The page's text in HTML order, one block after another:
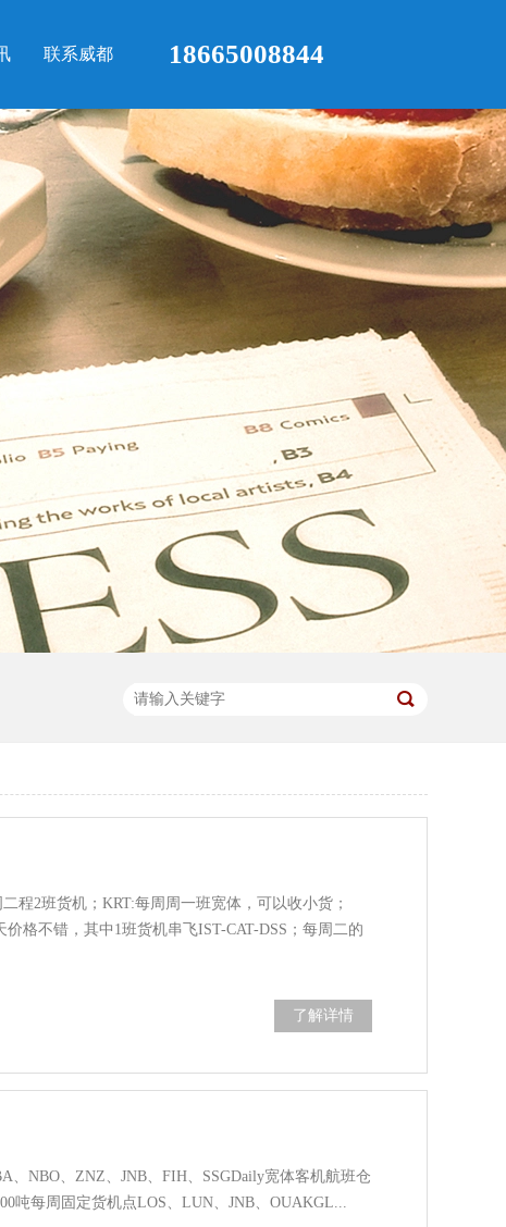
联系威都 18665008844
程2班货机；KRT:每周周一班宽体，可以收小货；
格不错，其中1班货机串飞IST-CAT-DSS；每周二的
了解详情
、NBO、ZNZ、JNB、FIH、SSGDaily宽体客机航班仓
吨每周固定货机点LOS、LUN、JNB、OUAKGL...